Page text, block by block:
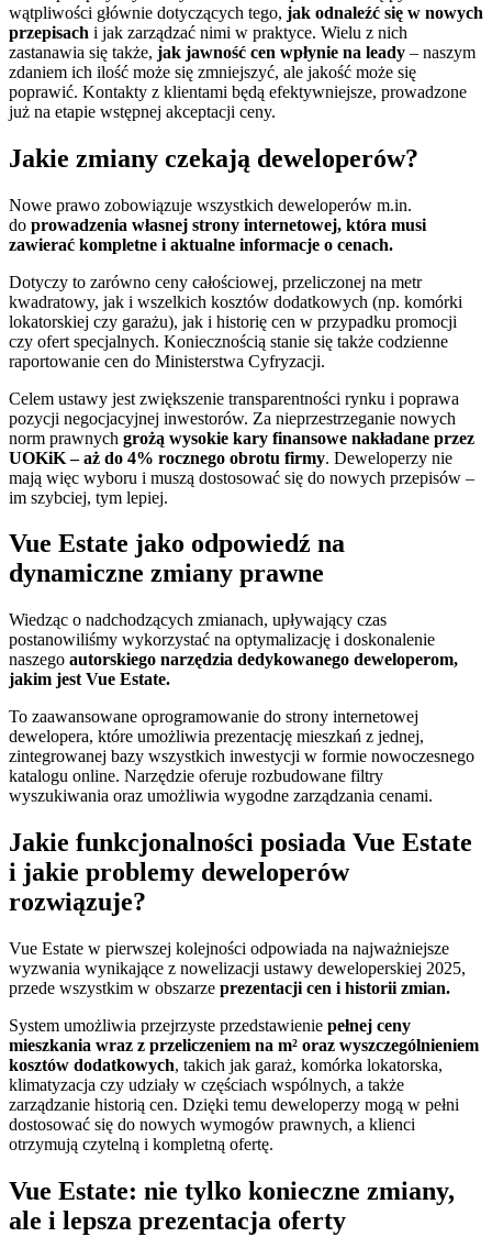
wątpliwości głównie dotyczących tego, jak odnaleźć się w nowych
przepisach i jak zarządzać nimi w praktyce. Wielu z nich
zastanawia się także, jak jawność cen wpłynie na leady – naszym
zdaniem ich ilość może się zmniejszyć, ale jakość może się
poprawić. Kontakty z klientami będą efektywniejsze, prowadzone
już na etapie wstępnej akceptacji ceny.
Jakie zmiany czekają deweloperów?
Nowe prawo zobowiązuje wszystkich deweloperów m.in.
do prowadzenia własnej strony internetowej, która musi
zawierać kompletne i aktualne informacje o cenach.
Dotyczy to zarówno ceny całościowej, przeliczonej na metr
kwadratowy, jak i wszelkich kosztów dodatkowych (np. komórki
lokatorskiej czy garażu), jak i historię cen w przypadku promocji
czy ofert specjalnych. Koniecznością stanie się także codzienne
raportowanie cen do Ministerstwa Cyfryzacji.
Celem ustawy jest zwiększenie transparentności rynku i poprawa
pozycji negocjacyjnej inwestorów. Za nieprzestrzeganie nowych
norm prawnych grożą wysokie kary finansowe nakładane przez
UOKiK – aż do 4% rocznego obrotu firmy. Deweloperzy nie
mają więc wyboru i muszą dostosować się do nowych przepisów –
im szybciej, tym lepiej.
Vue Estate jako odpowiedź na
dynamiczne zmiany prawne
Wiedząc o nadchodzących zmianach, upływający czas
postanowiliśmy wykorzystać na optymalizację i doskonalenie
naszego autorskiego narzędzia dedykowanego deweloperom,
jakim jest Vue Estate.
To zaawansowane oprogramowanie do strony internetowej
dewelopera, które umożliwia prezentację mieszkań z jednej,
zintegrowanej bazy wszystkich inwestycji w formie nowoczesnego
katalogu online. Narzędzie oferuje rozbudowane filtry
wyszukiwania oraz umożliwia wygodne zarządzania cenami.
Jakie funkcjonalności posiada Vue Estate
i jakie problemy deweloperów
rozwiązuje?
Vue Estate w pierwszej kolejności odpowiada na najważniejsze
wyzwania wynikające z nowelizacji ustawy deweloperskiej 2025,
przede wszystkim w obszarze prezentacji cen i historii zmian.
System umożliwia przejrzyste przedstawienie pełnej ceny
mieszkania wraz z przeliczeniem na m² oraz wyszczególnieniem
kosztów dodatkowych, takich jak garaż, komórka lokatorska,
klimatyzacja czy udziały w częściach wspólnych, a także
zarządzanie historią cen. Dzięki temu deweloperzy mogą w pełni
dostosować się do nowych wymogów prawnych, a klienci
otrzymują czytelną i kompletną ofertę.
Vue Estate: nie tylko konieczne zmiany,
ale i lepsza prezentacja oferty